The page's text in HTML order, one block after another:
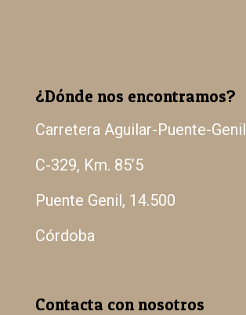
¿Dónde nos encontramos?
Carretera Aguilar-Puente-Genil
C-329, Km. 85’5
Puente Genil, 14.500
Córdoba
Contacta con nosotros